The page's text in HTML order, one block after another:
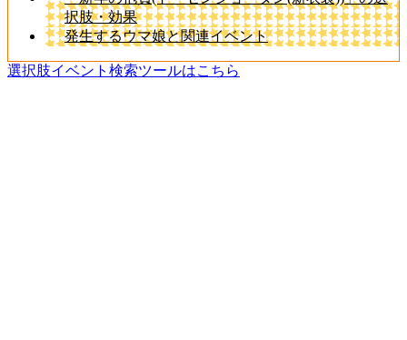
択肢・効果
発生するウマ娘と関連イベント
選択肢イベント検索ツールはこちら